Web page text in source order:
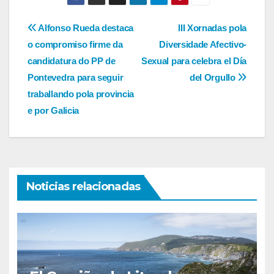
Navegación
de
entradas
III Xornadas pola
Diversidade Afectivo-
Sexual para celebra el Día
del Orgullo
Alfonso Rueda destaca
o compromiso firme da
candidatura do PP de
Pontevedra para seguir
traballando pola provincia
e por Galicia
Noticias relacionadas